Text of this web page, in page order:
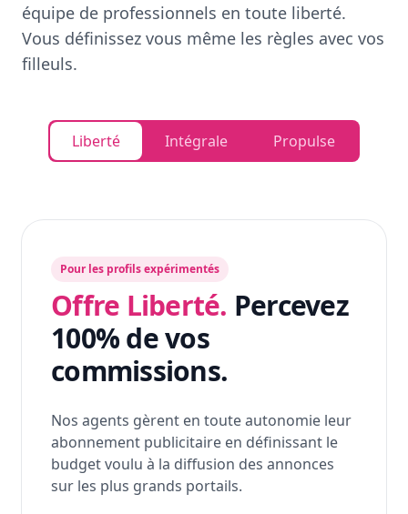
équipe de professionnels en toute liberté.
Vous définissez vous même les règles avec vos
filleuls.
Liberté Intégrale Propulse
Pour les profils expérimentés
Offre Liberté. Percevez
100% de vos
commissions.
Nos agents gèrent en toute autonomie leur
abonnement publicitaire en définissant le
budget voulu à la diffusion des annonces
sur les plus grands portails.